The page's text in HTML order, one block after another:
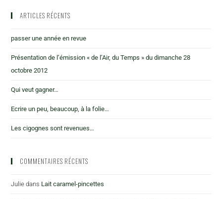
ARTICLES RÉCENTS
passer une année en revue
Présentation de l’émission « de l’Air, du Temps » du dimanche 28
octobre 2012
Qui veut gagner…
Ecrire un peu, beaucoup, à la folie…
Les cigognes sont revenues…
COMMENTAIRES RÉCENTS
Julie dans Lait caramel-pincettes